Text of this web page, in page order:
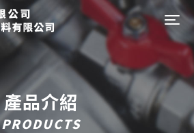
產品介紹
PRODUCTS